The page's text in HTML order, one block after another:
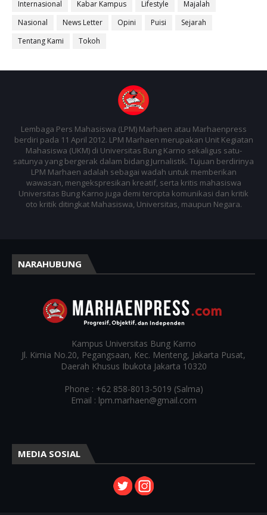
Internasional
Kabar Kampus Lifestyle
Majalah
Nasional
News Letter Opini Puisi
Sejarah
Tentang Kami
Tokoh
Lembaga Pers Mahasiswa (LPM) Marhaen atau Marhaenpress
berdiri pada 11 April 2012. LPM Marhaen merupakan Unit Kegiatan
Mahasiswa (UKM) di Universitas Bung Karno sekaligus satu-
satunya yang bergerak dalam bidang Jurnalistik. Tujuan berdirinya
LPM Marhaen adalah sebagai wadah untuk memberikan
wawasan, mengekspresikan kreatif, serta kritis mahasiswa
Universitas Bung Karno juga demi tercipta komunikasi dan kritik
oto kritik ditingkat Mahasiswa, Universitas, maupun Negara.
NARAHUBUNG
Kampus Universitas Bung Karno
Jl. Kimia No.20, Pegangsaan, Kec. Menteng, Jakarta Pusat,
Daerah Khusus Ibukota Jakarta 10320
Phone : +62 858-8013-5019 (Salma)
Email : lpm.marhaen@gmail.com
MEDIA SOSIAL